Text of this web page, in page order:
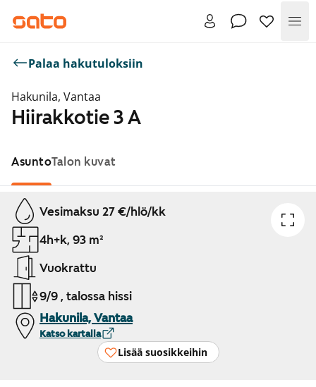
Palaa hakutuloksiin
Hakunila, Vantaa
Hiirakkotie 3 A
AsuntoTalon kuvat
Näytetään dia 1 / 1
Vesimaksu 27 €/hlö/kk
4h+k, 93 m²
Vuokrattu
9/9 , talossa hissi
Hakunila, Vantaa
Katso kartalla
Lisää suosikkeihin